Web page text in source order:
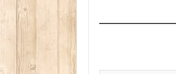
Digite seu e-mail…